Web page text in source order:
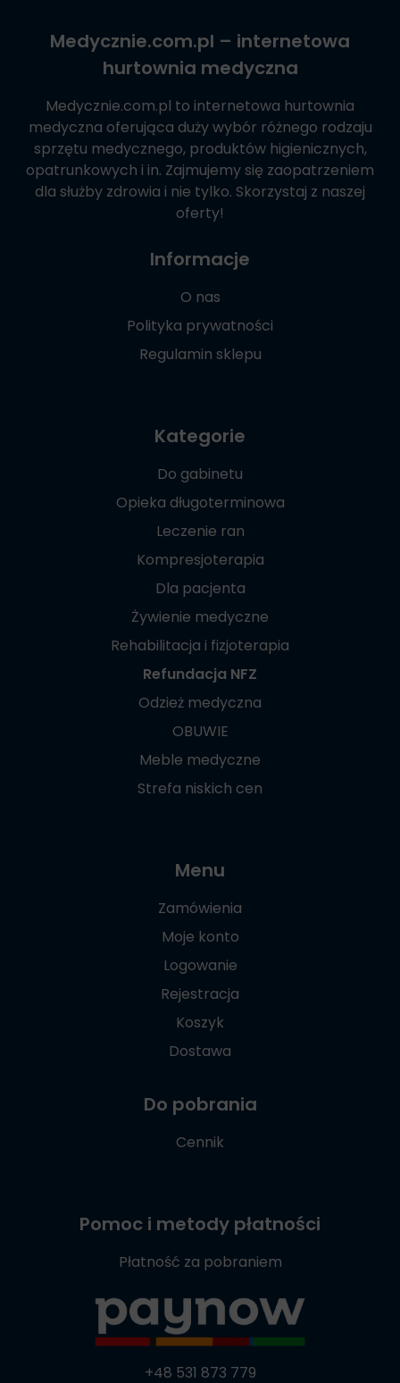
Medycznie.com.pl – internetowa
hurtownia medyczna
Medycznie.com.pl to internetowa hurtownia
medyczna oferująca duży wybór różnego rodzaju
sprzętu medycznego, produktów higienicznych,
opatrunkowych i in. Zajmujemy się zaopatrzeniem
dla służby zdrowia i nie tylko. Skorzystaj z naszej
oferty!
Informacje
O nas
Polityka prywatności
Regulamin sklepu
Kategorie
Do gabinetu
Opieka długoterminowa
Leczenie ran
Kompresjoterapia
Dla pacjenta
Żywienie medyczne
Rehabilitacja i fizjoterapia
Refundacja NFZ
Odzież medyczna
OBUWIE
Meble medyczne
Strefa niskich cen
Menu
Zamówienia
Moje konto
Logowanie
Rejestracja
Koszyk
Dostawa
Do pobrania
Cennik
Pomoc i metody płatności
Płatność za pobraniem
+48 531 873 779